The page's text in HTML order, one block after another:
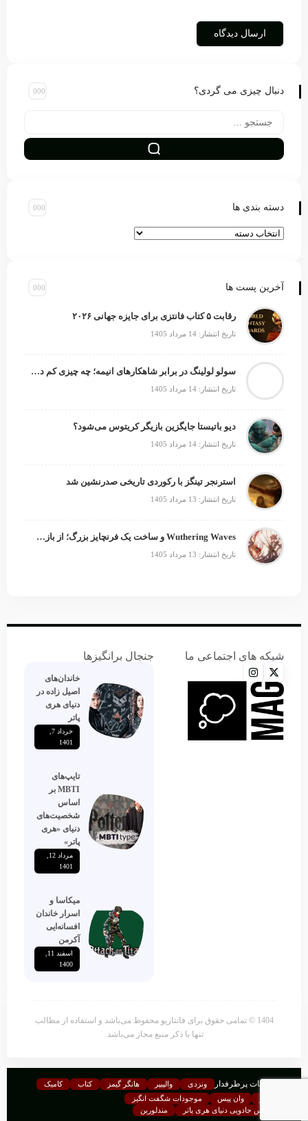
دنبال چیزی می گردی؟
دسته بندی ها
آخرین پست ها
رقابت ۵ کتاب فانتزی برای جایزه جهانی ۲۰۲۶
تاریخ انتشار: 14 مرداد 1405
سولو لولینگ در برابر شاهکارهای انیمه؛ چه چیزی کم دارد؟
تاریخ انتشار: 14 مرداد 1405
دیو باتیستا جایگزین بازیگر کریتوس می‌شود؟
تاریخ انتشار: 14 مرداد 1405
استرنجر تینگز با رکوردی تاریخی صدرنشین شد
تاریخ انتشار: 13 مرداد 1405
Wuthering Waves و ساخت یک فرنچایز بزرگ؛ از بازی تا انیمه
تاریخ انتشار: 13 مرداد 1405
شبکه های اجتماعی ما جنجال برانگیزها
خاندان‌های
اصیل زاده‌ در
دنیای هری
پاتر
1401
تایپ‌های
MBTI بر
اساس
شخصیت‌های
دنیای «هری
پاتر»
1401
میکاسا و
اسرار خاندان
افسانه‌ایی
آکرمن
1400
1404 © تمامی حقوق برای فانتازیو محفوظ می‌باشد و استفاده از مطالب
تنها با ذکر منبع مجاز می‌باشد.
موضوعات پرطرفدار ونزدی والپیپر هانگر گیمز کتاب
کامیک
وان پیس
موجودات شگفت انگیز
مدارس جادویی دنیای هری پاتر
مندلورین